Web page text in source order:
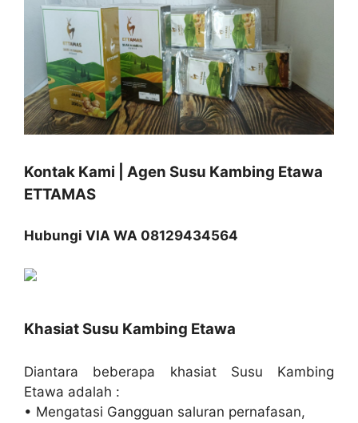
Kontak Kami | Agen Susu Kambing Etawa
ETTAMAS
Hubungi VIA WA 08129434564
Khasiat Susu Kambing Etawa
Diantara beberapa khasiat Susu Kambing
Etawa adalah :
• Mengatasi Gangguan saluran pernafasan,